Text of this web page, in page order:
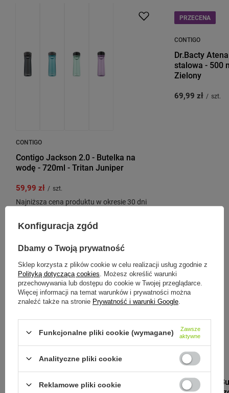
CONTIGO
Contigo Jackson 2.0 - Butelka na
wodę - 720ml - Tritan Juniper
59,99 zł / szt.
Najniższa cena produktu w okresie 30 dni
60,00 zł-1%
Cena regularna:85,00 zł -29%
PRZECENA
CONTIGO
Dr.Bacty
stalowa - 500
Zielony
69,99 zł / szt.
Zobacz inne produkty tego
producenta
BLACK+BLUM
Black+Blum
Konfiguracja zgód
Dbamy o Twoją prywatność
Sklep korzysta z plików cookie w celu realizacji usług zgodnie z
Polityką dotyczącą cookies . Możesz określić warunki
przechowywania lub dostępu do cookie w Twojej przeglądarce.
Więcej informacji na temat warunków i prywatności można
znaleźć także na stronie Prywatność i warunki Google
Funkcjonalne pliki cookie (wymagane)
Zawsze
aktywne
Analityczne pliki cookie
Reklamowe pliki cookie